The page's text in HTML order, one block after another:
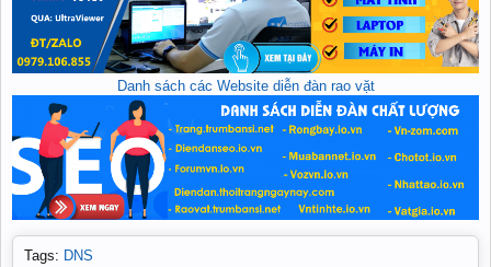
Danh sách các Website diễn đàn rao vặt
Tags: DNS